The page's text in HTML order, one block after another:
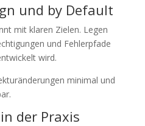
und by Default
mit klaren Zielen. Legen
und Fehlerpfade
wird.
minimal und
der Praxis